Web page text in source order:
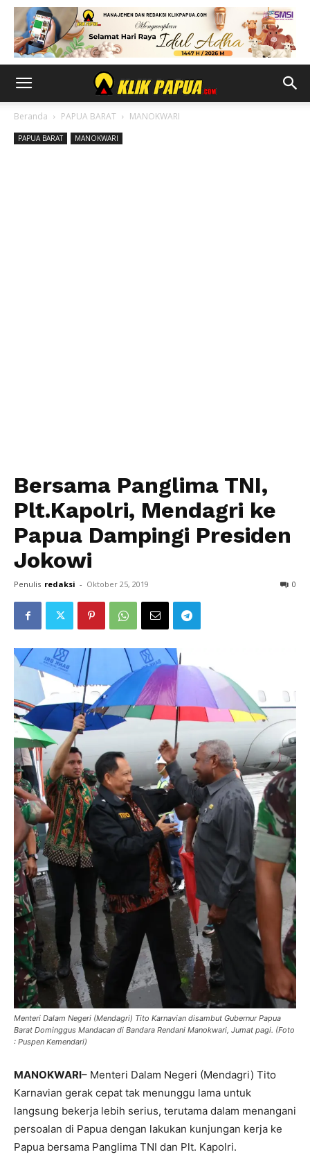
Beranda PAPUA BARAT MANOKWARI
PAPUA BARAT MANOKWARI
Bersama Panglima TNI,
Plt.Kapolri, Mendagri ke
Papua Dampingi Presiden
Jokowi
Penulis redaksi - Oktober 25, 2019 0
Menteri Dalam Negeri (Mendagri) Tito Karnavian disambut Gubernur Papua
Barat Dominggus Mandacan di Bandara Rendani Manokwari, Jumat pagi. (Foto
: Puspen Kemendari)
MANOKWARI– Menteri Dalam Negeri (Mendagri) Tito
Karnavian gerak cepat tak menunggu lama untuk
langsung bekerja lebih serius, terutama dalam menangani
persoalan di Papua dengan lakukan kunjungan kerja ke
Papua bersama Panglima TNI dan Plt. Kapolri.